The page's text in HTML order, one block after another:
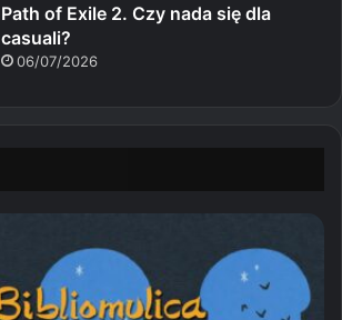
Path of Exile 2. Czy nada się dla
casuali?
06/07/2026